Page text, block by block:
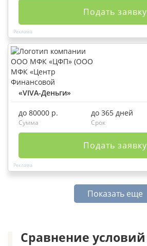
Подать заявку
«VIVA-Деньги»
до 80000 р.
Сумма
до 365 дней
Срок
Подать заявку
Показать еще
Сравнение условий